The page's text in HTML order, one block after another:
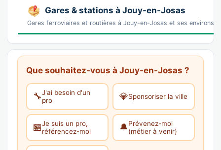
Gares & stations à Jouy-en-Josas
Gares ferroviaires et routières à Jouy-en-Josas et ses environs
Que souhaitez-vous à Jouy-en-Josas ?
🔧J'ai besoin d'un
pro
💎Sponsoriser la ville
🏪Je suis un pro,
référencez-moi
🔔Prévenez-moi
(métier à venir)